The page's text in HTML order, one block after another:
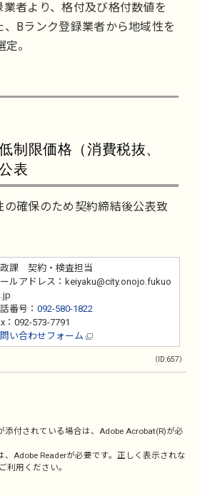
者より、格付及び格付数値を
Bランク登録業者から地域性を
。
制限価格（消費税抜、
表
確保のため契約締結後公表致
課 契約・検査担当
ルアドレス：keiyaku@city.onojo.fukuo
番号： 092-580-1822
：092-573-7791
い合わせフォーム
（ID:657）
添付されている場合は、Adobe Acrobat(R)が必
、Adobe Readerが必要です。正しく表示されな
利用ください。